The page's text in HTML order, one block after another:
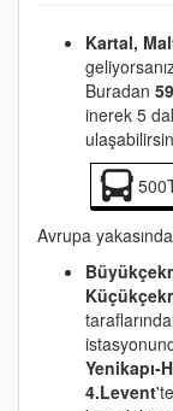
Kartal,
Buradan
inerek 5
Avrupa
Yenikapı-
4.Levent